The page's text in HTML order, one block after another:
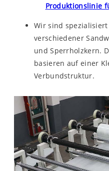
Produktionslinie
Wir sind
verschiedener
und Sperrholzkern.
basieren auf einer
Verbundstruktur.